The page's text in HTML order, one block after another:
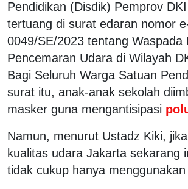
Pendidikan (Disdik) Pemprov DKI
tertuang di surat edaran nomor
0049/SE/2023 tentang Waspada
Pencemaran Udara di Wilayah
Bagi Seluruh Warga Satuan
surat itu, anak-anak sekolah
masker guna mengantisipasi
Namun, menurut Ustadz Kiki,
kualitas udara Jakarta sekarang
tidak cukup hanya